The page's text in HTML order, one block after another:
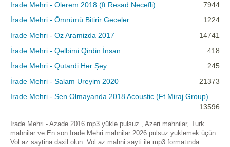
Irade Mehri - Olerem 2018 (ft Resad Necefli)
7944
İradə Mehri - Ömrümü Bitirir Gecələr
1224
Irade Mehri - Oz Aramizda 2017
14741
İradə Mehri - Qəlbimi Qirdin İnsan
418
İradə Mehri - Qutardi Hər Şey
245
İrade Mehri - Salam Ureyim 2020
21373
Irade Mehri - Sen Olmayanda 2018 Acoustic (Ft Miraj Group)
13596
Irade Mehri - Azade 2016 mp3 yüklə pulsuz , Azeri mahnilar, Turk
mahnilar ve En son Irade Mehri mahnilar 2026 pulsuz yuklemek üçün
Vol.az saytina daxil olun. Vol.az mahni sayti ilə mp3 formatında